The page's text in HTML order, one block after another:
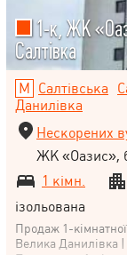
1-к, ЖК
Салтівка
Салтівська
Данилівка
Нескорених
ЖК «Оазис»,
1 кімн.
ізольована
Продаж 1-
Велика Данилівка |